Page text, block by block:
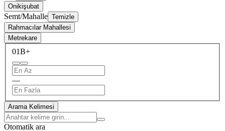
Onikişubat
Semt/Mahalle Temizle
Rahmacılar Mahallesi
Metrekare
01B+
—
Arama Kelimesi
Otomatik ara